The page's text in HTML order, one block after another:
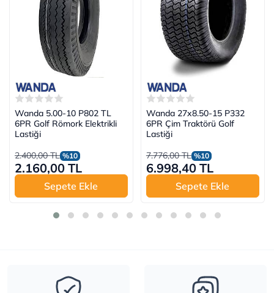
Wanda 5.00-10 P802 TL
6PR Golf Römork Elektrikli
Lastiği
2.400,00 TL %10
2.160,00 TL
Sepete Ekle
Wanda 27x8.50-15 P332
6PR Çim Traktörü Golf
Lastiği
7.776,00 TL %10
6.998,40 TL
Sepete Ekle